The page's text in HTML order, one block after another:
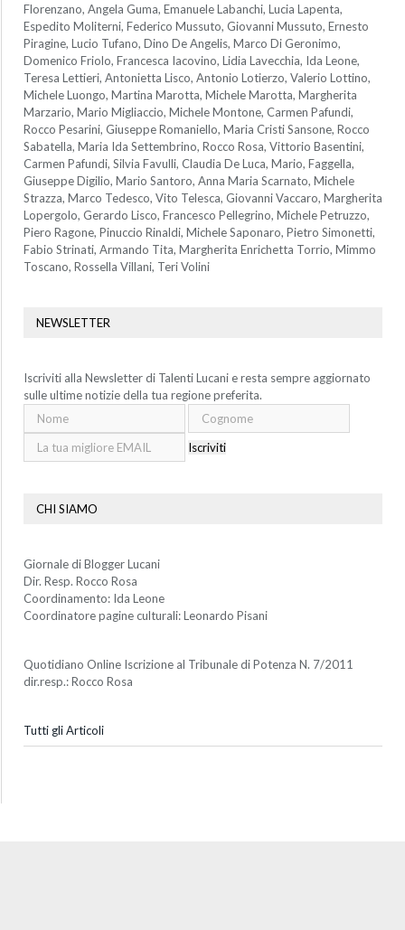
Florenzano, Angela Guma, Emanuele Labanchi, Lucia Lapenta,
Espedito Moliterni, Federico Mussuto, Giovanni Mussuto, Ernesto
Piragine, Lucio Tufano, Dino De Angelis, Marco Di Geronimo,
Domenico Friolo, Francesca Iacovino, Lidia Lavecchia, Ida Leone,
Teresa Lettieri, Antonietta Lisco, Antonio Lotierzo, Valerio Lottino,
Michele Luongo, Martina Marotta, Michele Marotta, Margherita
Marzario, Mario Migliaccio, Michele Montone, Carmen Pafundi,
Rocco Pesarini, Giuseppe Romaniello, Maria Cristi Sansone, Rocco
Sabatella, Maria Ida Settembrino, Rocco Rosa, Vittorio Basentini,
Carmen Pafundi, Silvia Favulli, Claudia De Luca, Mario, Faggella,
Giuseppe Digilio, Mario Santoro, Anna Maria Scarnato, Michele
Strazza, Marco Tedesco, Vito Telesca, Giovanni Vaccaro, Margherita
Lopergolo, Gerardo Lisco, Francesco Pellegrino, Michele Petruzzo,
Piero Ragone, Pinuccio Rinaldi, Michele Saponaro, Pietro Simonetti,
Fabio Strinati, Armando Tita, Margherita Enrichetta Torrio, Mimmo
Toscano, Rossella Villani, Teri Volini
NEWSLETTER
Iscriviti alla Newsletter di Talenti Lucani e resta sempre aggiornato
sulle ultime notizie della tua regione preferita.
Iscriviti
CHI SIAMO
Giornale di Blogger Lucani
Dir. Resp. Rocco Rosa
Coordinamento: Ida Leone
Coordinatore pagine culturali: Leonardo Pisani
Quotidiano Online Iscrizione al Tribunale di Potenza N. 7/2011
dir.resp.: Rocco Rosa
Tutti gli Articoli